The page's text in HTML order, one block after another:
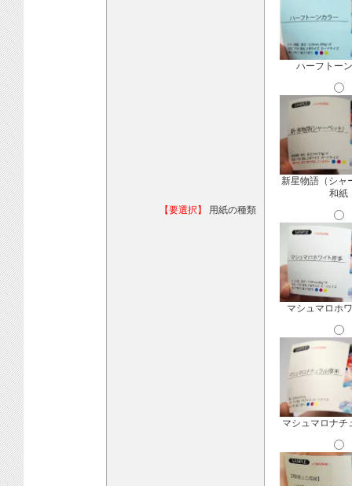
【要選択】 用紙の種類
ハーフトー
新星物語（シャ
和紙
マシュマロホ
マシュマロナチ